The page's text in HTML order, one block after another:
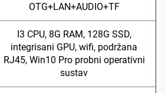
OTG+LAN+AUDIO+TF
I3 CPU, 8G RAM, 128G SSD,
integrisani GPU, wifi, podržana
RJ45, Win10 Pro probni operativni
sustav